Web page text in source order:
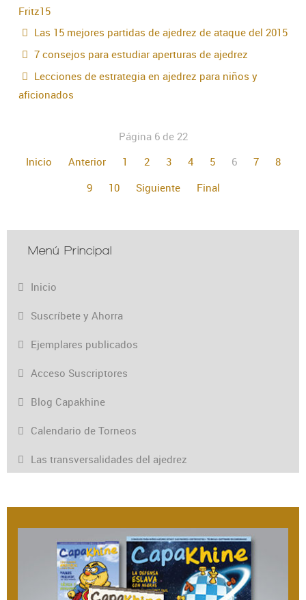
Fritz15
Las 15 mejores partidas de ajedrez de ataque del 2015
7 consejos para estudiar aperturas de ajedrez
Lecciones de estrategia en ajedrez para niños y
aficionados
Página 6 de 22
Inicio
Anterior 1 2 3 4 5 6 7
8
9
10 Siguiente Final
Menú Principal
Inicio
Suscríbete y Ahorra
Ejemplares publicados
Acceso Suscriptores
Blog Capakhine
Calendario de Torneos
Las transversalidades del ajedrez